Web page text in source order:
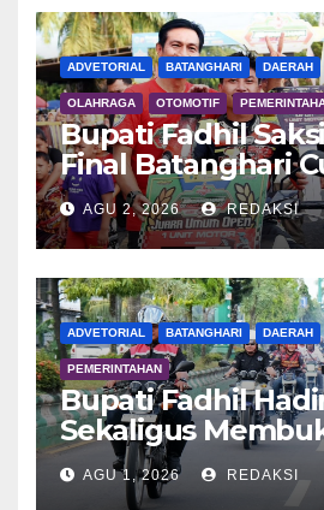
ADVETORIAL BATANGHARI DAERAH
OLAHRAGA OTOMOTIF
Bupati Fadhil
Final Batanghari
2026
AGU 2, 2026 REDAKSI
ADVETORIAL BATANGHARI DAERAH
PEMERINTAHAN
Bupati Fadhil
Sekaligus
Kegiatan
Club
AGU 1, 2026 REDAKSI